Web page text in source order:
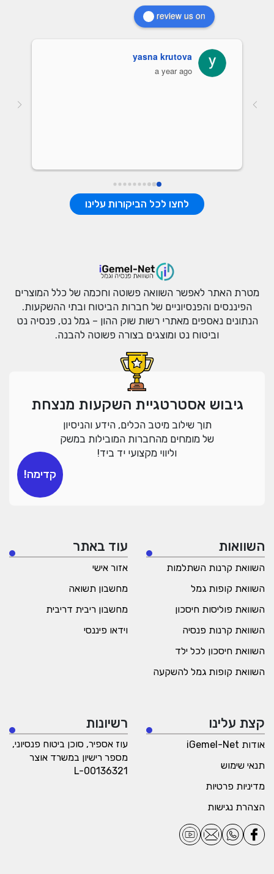
review us on
yasna krutova
a year ago
לחצו לכל הביקורות עלינו
מטרת האתר לאפשר השוואה פשוטה וחכמה של כלל המוצרים
הפיננסים והפנסיוניים של חברות הביטוח ובתי ההשקעות.
הנתונים נאספים מאתרי רשות שוק ההון – גמל נט, פנסיה נט
וביטוח נט ומוצגים בצורה פשוטה להבנה.
גיבוש אסטרטגיית השקעות מנצחת
תוך שילוב מיטב הכלים, הידע והניסיון
של מומחים מהחברות המובילות במשק
וליווי מקצועי יד ביד!
קדימה!
השוואות
השוואת קרנות השתלמות
השוואת קופות גמל
השוואת פוליסות חיסכון
השוואת קרנות פנסיה
השוואת חיסכון לכל ילד
השוואת קופות גמל להשקעה
עוד באתר
אזור אישי
מחשבון תשואה
מחשבון ריבית דריבית
וידאו פיננסי
קצת עלינו
אודות iGemel-Net
תנאי שימוש
מדיניות פרטיות
הצהרת נגישות
רשיונות
עוז אספיר, סוכן ביטוח פנסיוני,
מספר רישיון במשרד אוצר
L-00136321